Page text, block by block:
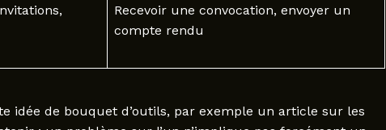
Recevoir une convocation, envoyer un
compte rendu
idée de bouquet d’outils, par exemple un article sur les